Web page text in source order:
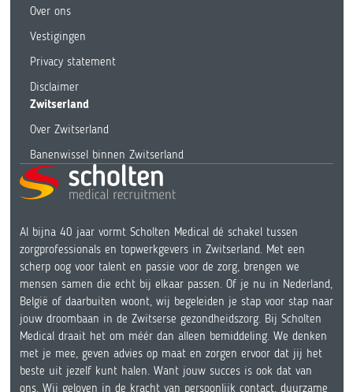
Over ons
Vestigingen
Privacy statement
Disclaimer
Zwitserland
Over Zwitserland
Banenwissel binnen Zwitserland
Al bijna 40 jaar vormt Scholten Medical dé schakel tussen
zorgprofessionals en topwerkgevers in Zwitserland. Met een
scherp oog voor talent en passie voor de zorg, brengen we
mensen samen die echt bij elkaar passen. Of je nu in Nederland,
België of daarbuiten woont, wij begeleiden je stap voor stap naar
jouw droombaan in de Zwitserse gezondheidszorg. Bij Scholten
Medical draait het om méér dan alleen bemiddeling. We denken
met je mee, geven advies op maat en zorgen ervoor dat jij het
beste uit jezelf kunt halen. Want jouw succes is ook dat van
ons. Wij geloven in de kracht van persoonlijk contact, duurzame